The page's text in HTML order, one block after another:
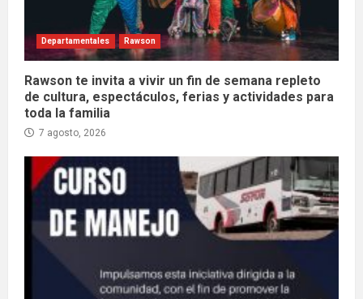
Departamentales Rawson
Rawson te invita a vivir un fin de semana repleto
de cultura, espectáculos, ferias y actividades para
toda la familia
7 agosto, 2026